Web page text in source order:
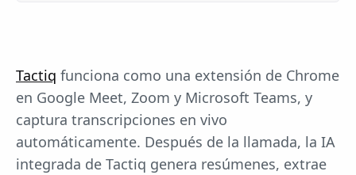
Tactiq funciona como una extensión de Chrome
en Google Meet, Zoom y Microsoft Teams, y
captura transcripciones en vivo
automáticamente. Después de la llamada, la IA
integrada de Tactiq genera resúmenes, extrae